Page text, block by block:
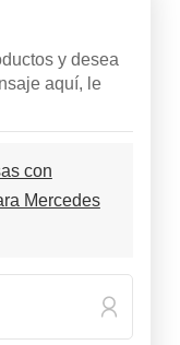
y desea
aquí, le
con
Mercedes